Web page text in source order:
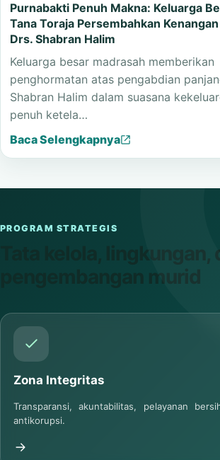
Purnabakti Penuh Makna: Keluarga
Tana Toraja Persembahkan
Drs. Shabran Halim
Keluarga besar madrasah memberikan
penghormatan atas pengabdian
Shabran Halim dalam suasana
penuh ketela…
Baca Selengkapnya
PROGRAM STRATEGIS
Tata kelola, lingkungan,
pengembangan murid
Zona Integritas
Transparansi, akuntabilitas, pelayanan
antikorupsi.